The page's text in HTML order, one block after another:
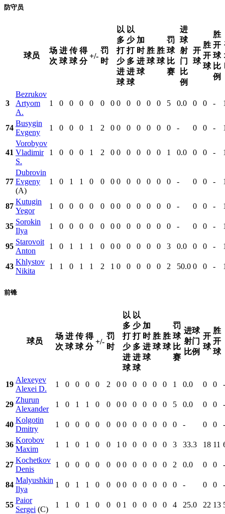
防守员
球员
场
次
进
球
传
球
得
分
+/-
罚
时
以
多
打
少
进
球
以
少
打
多
进
球
加
时
进
球
胜
球
胜
球
罚
球
比
赛
进
球
射
门
比
例
开
球
胜
开
球
胜
开
球
比
例
3
Bezrukov
Artyom
A.
1 0 0 0 0 0 0 0 0 0 0 0 5 0.0 0 0 -
74
Busygin
Evgeny
1 0 0 0 1 2 0 0 0 0 0 0 0 - 0 0 -
41
Vorobyov
Vladimir
S.
1 0 0 0 1 2 0 0 0 0 0 0 1 0.0 0 0 -
77
Dubrovin
Evgeny
(A)
1 0 1 1 0 0 0 0 0 0 0 0 0 - 0 0 -
87
Kutugin
Yegor
1 0 0 0 0 0 0 0 0 0 0 0 0 - 0 0 -
35
Sorokin
Ilya
1 0 0 0 0 0 0 0 0 0 0 0 0 - 0 0 -
95
Starovoit
Anton
1 0 1 1 1 0 0 0 0 0 0 0 3 0.0 0 0 -
43
Khlystov
Nikita
1 1 0 1 1 2 1 0 0 0 0 0 2 50.0 0 0 -
前锋
球员
场
次
进
球
传
球
得
分
+/-
罚
时
以
多
打
少
进
球
以
少
打
多
进
球
加
时
进
球
胜
球
胜
球
罚
球
比
赛
进球
射门
比例
开
球
胜
开
球
19
Alexeyev
Alexei D.
1 0 0 0 0 2 0 0 0 0 0 0 1 0.0 0 0 -
29
Zhurun
Alexander
1 0 1 1 0 0 0 0 0 0 0 0 5 0.0 0 0 -
40
Kolgotin
Dmitry
1 0 0 0 0 0 0 0 0 0 0 0 0 - 0 0 -
36
Korobov
Maxim
1 1 0 1 0 0 1 0 0 0 0 0 3 33.3 18 11
27
Kochetkov
Denis
1 0 0 0 0 0 0 0 0 0 0 0 2 0.0 0 0 -
84
Malyushkin
Ilya
1 0 1 1 0 0 0 0 0 0 0 0 0 - 0 0 -
55
Paior
Sergei (C)
1 1 0 1 0 0 0 1 0 0 0 0 4 25.0 22 13